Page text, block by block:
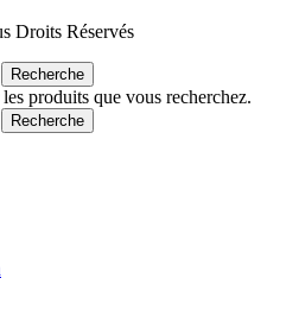
Droits Réservés
Recherche
produits que vous recherchez.
Recherche